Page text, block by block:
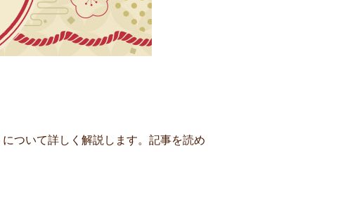
ついて詳しく解説します。記事を読め